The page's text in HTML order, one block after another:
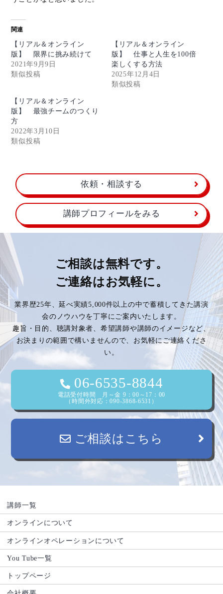
関連
【リアル＆オンライン
版】 限界に挑み続けて
2021年9月9日
類似投稿
【リアル＆オンライン
版】 仕事と人生を100倍
楽しくする方法
2025年12月4日
類似投稿
【リアル＆オンライン
版】 最強チームのつくり
方
2022年3月10日
類似投稿
依頼・相談する
講師プロフィールをみる
ご相談は無料です。
ご連絡はお気軽に。
業界歴25年、延べ実績5,000件以上の中で蓄積してきた講演
会のノウハウを丁寧にご案内いたします。
趣旨・目的、聴講対象者、希望講師や講師のイメージなど、
お決まりの範囲で構いませんので、お気軽にご連絡くださ
い。
06-6535-8844
電話受付時間 月～金 9：00～17：00
（時間外対応：090-3868-6531）
ご相談はこちら
講師一覧
オンラインについて
オンラインオペレーションについて
You Tube一覧
トップページ